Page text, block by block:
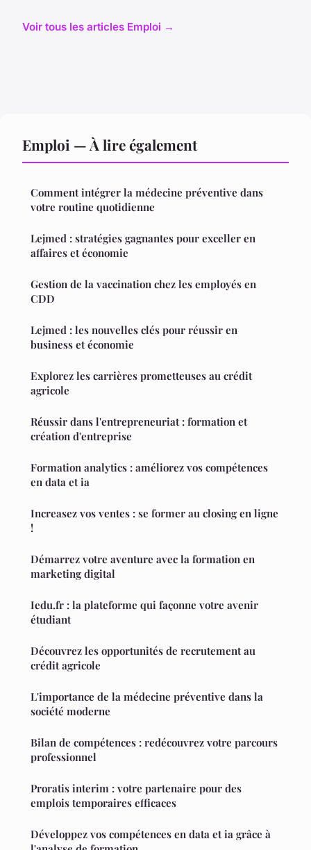
Voir tous les articles Emploi →
Emploi — À lire également
Comment intégrer la médecine préventive dans
votre routine quotidienne
Lejmed : stratégies gagnantes pour exceller en
affaires et économie
Gestion de la vaccination chez les employés en
CDD
Lejmed : les nouvelles clés pour réussir en
business et économie
Explorez les carrières prometteuses au crédit
agricole
Réussir dans l'entrepreneuriat : formation et
création d'entreprise
Formation analytics : améliorez vos compétences
en data et ia
Increasez vos ventes : se former au closing en ligne
!
Démarrez votre aventure avec la formation en
marketing digital
Iedu.fr : la plateforme qui façonne votre avenir
étudiant
Découvrez les opportunités de recrutement au
crédit agricole
L'importance de la médecine préventive dans la
société moderne
Bilan de compétences : redécouvrez votre parcours
professionnel
Proratis interim : votre partenaire pour des
emplois temporaires efficaces
Développez vos compétences en data et ia grâce à